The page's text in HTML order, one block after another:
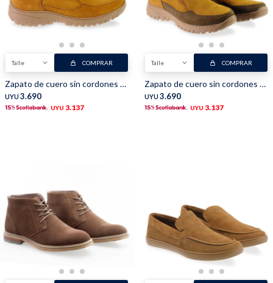
Talle COMPRAR
Zapato de cuero sin cordones - Camel
UYU 3.690
UYU 3.137
Talle COMPRAR
Zapato de cuero sin cordones - Marron
UYU 3.690
UYU 3.137